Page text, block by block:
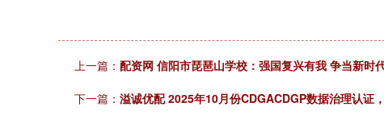
上一篇： 配资网 信阳市琵琶山学校：强国复兴有我 争当新时
下一篇： 溢诚优配 2025年10月份CDGACDGP数据治理认证